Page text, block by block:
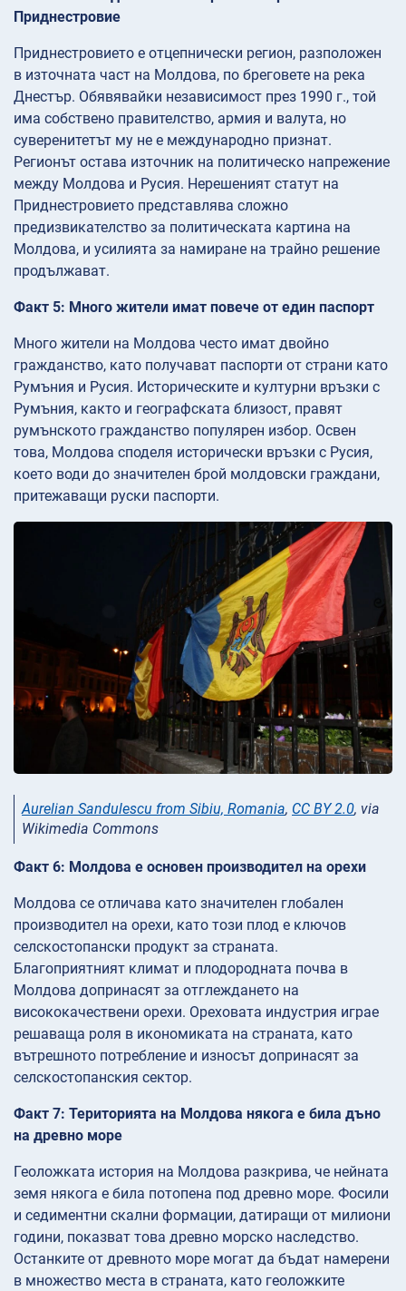
Приднестровие
Приднестровието е отцепнически регион, разположен
в източната част на Молдова, по бреговете на река
Днестър. Обявявайки независимост през 1990 г., той
има собствено правителство, армия и валута, но
суверенитетът му не е международно признат.
Регионът остава източник на политическо напрежение
между Молдова и Русия. Нерешеният статут на
Приднестровието представлява сложно
предизвикателство за политическата картина на
Молдова, и усилията за намиране на трайно решение
продължават.
Факт 5: Много жители имат повече от един паспорт
Много жители на Молдова често имат двойно
гражданство, като получават паспорти от страни като
Румъния и Русия. Историческите и културни връзки с
Румъния, както и географската близост, правят
румънското гражданство популярен избор. Освен
това, Молдова споделя исторически връзки с Русия,
което води до значителен брой молдовски граждани,
притежаващи руски паспорти.
Aurelian Sandulescu from Sibiu, Romania, CC BY 2.0, via
Wikimedia Commons
Факт 6: Молдова е основен производител на орехи
Молдова се отличава като значителен глобален
производител на орехи, като този плод е ключов
селскостопански продукт за страната.
Благоприятният климат и плодородната почва в
Молдова допринасят за отглеждането на
висококачествени орехи. Ореховата индустрия играе
решаваща роля в икономиката на страната, като
вътрешното потребление и износът допринасят за
селскостопанския сектор.
Факт 7: Територията на Молдова някога е била дъно
на древно море
Геоложката история на Молдова разкрива, че нейната
земя някога е била потопена под древно море. Фосили
и седиментни скални формации, датиращи от милиони
години, показват това древно морско наследство.
Останките от древното море могат да бъдат намерени
в множество места в страната, като геоложките